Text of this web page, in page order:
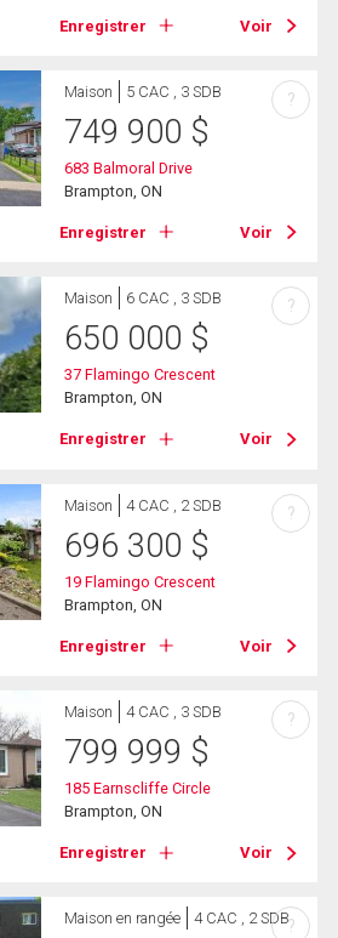
Enregistrer Voir
Maison 5 CAC , 3 SDB
749 900 $
683 Balmoral Drive
Brampton, ON
Enregistrer Voir
?
Maison 6 CAC , 3 SDB
650 000 $
37 Flamingo Crescent
Brampton, ON
Enregistrer Voir
?
Maison 4 CAC , 2 SDB
696 300 $
19 Flamingo Crescent
Brampton, ON
Enregistrer Voir
?
Maison 4 CAC , 3 SDB
799 999 $
185 Earnscliffe Circle
Brampton, ON
Enregistrer Voir
?
Maison en rangée 4 CAC , 2 SDB?